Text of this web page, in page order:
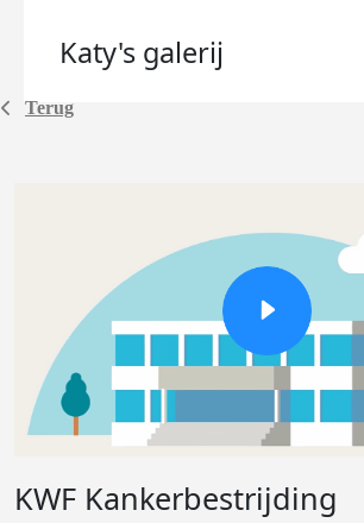
Terug
Katy's galerij
KWF Kankerbestrijding